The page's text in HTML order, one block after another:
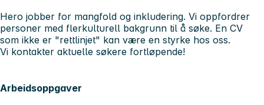
Hero jobber for mangfold og inkludering. Vi oppfordrer
personer med flerkulturell bakgrunn til å søke. En CV
som ikke er "rettlinjet" kan være en styrke hos oss.
Vi kontakter aktuelle søkere fortløpende!
Arbeidsoppgaver